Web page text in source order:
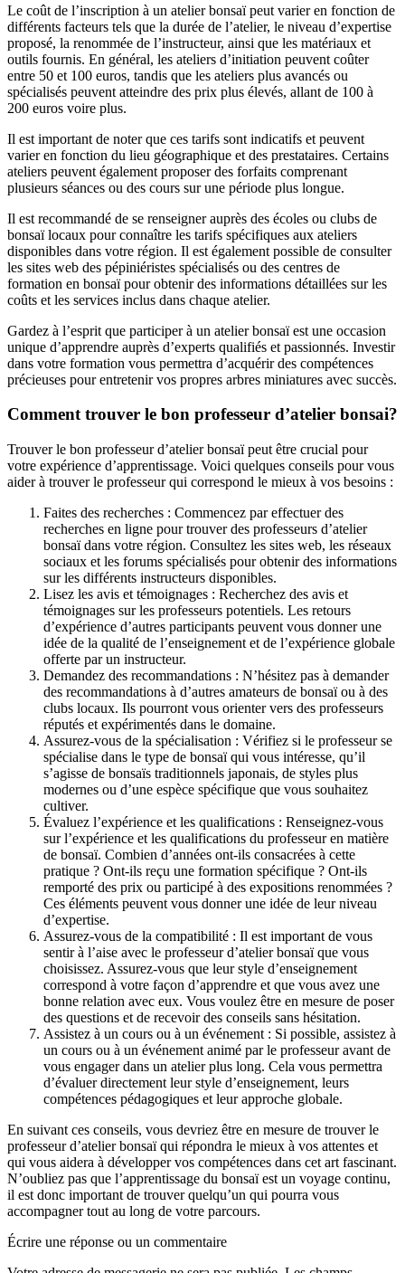
Le coût de l’inscription à un atelier bonsaï peut varier en fonction de
différents facteurs tels que la durée de l’atelier, le niveau d’expertise
proposé, la renommée de l’instructeur, ainsi que les matériaux et
outils fournis. En général, les ateliers d’initiation peuvent coûter
entre 50 et 100 euros, tandis que les ateliers plus avancés ou
spécialisés peuvent atteindre des prix plus élevés, allant de 100 à
200 euros voire plus.
Il est important de noter que ces tarifs sont indicatifs et peuvent
varier en fonction du lieu géographique et des prestataires. Certains
ateliers peuvent également proposer des forfaits comprenant
plusieurs séances ou des cours sur une période plus longue.
Il est recommandé de se renseigner auprès des écoles ou clubs de
bonsaï locaux pour connaître les tarifs spécifiques aux ateliers
disponibles dans votre région. Il est également possible de consulter
les sites web des pépiniéristes spécialisés ou des centres de
formation en bonsaï pour obtenir des informations détaillées sur les
coûts et les services inclus dans chaque atelier.
Gardez à l’esprit que participer à un atelier bonsaï est une occasion
unique d’apprendre auprès d’experts qualifiés et passionnés. Investir
dans votre formation vous permettra d’acquérir des compétences
précieuses pour entretenir vos propres arbres miniatures avec succès.
Comment trouver le bon professeur d’atelier bonsai?
Trouver le bon professeur d’atelier bonsaï peut être crucial pour
votre expérience d’apprentissage. Voici quelques conseils pour vous
aider à trouver le professeur qui correspond le mieux à vos besoins :
Faites des recherches : Commencez par effectuer des
recherches en ligne pour trouver des professeurs d’atelier
bonsaï dans votre région. Consultez les sites web, les réseaux
sociaux et les forums spécialisés pour obtenir des informations
sur les différents instructeurs disponibles.
Lisez les avis et témoignages : Recherchez des avis et
témoignages sur les professeurs potentiels. Les retours
d’expérience d’autres participants peuvent vous donner une
idée de la qualité de l’enseignement et de l’expérience globale
offerte par un instructeur.
Demandez des recommandations : N’hésitez pas à demander
des recommandations à d’autres amateurs de bonsaï ou à des
clubs locaux. Ils pourront vous orienter vers des professeurs
réputés et expérimentés dans le domaine.
Assurez-vous de la spécialisation : Vérifiez si le professeur se
spécialise dans le type de bonsaï qui vous intéresse, qu’il
s’agisse de bonsaïs traditionnels japonais, de styles plus
modernes ou d’une espèce spécifique que vous souhaitez
cultiver.
Évaluez l’expérience et les qualifications : Renseignez-vous
sur l’expérience et les qualifications du professeur en matière
de bonsaï. Combien d’années ont-ils consacrées à cette
pratique ? Ont-ils reçu une formation spécifique ? Ont-ils
remporté des prix ou participé à des expositions renommées ?
Ces éléments peuvent vous donner une idée de leur niveau
d’expertise.
Assurez-vous de la compatibilité : Il est important de vous
sentir à l’aise avec le professeur d’atelier bonsaï que vous
choisissez. Assurez-vous que leur style d’enseignement
correspond à votre façon d’apprendre et que vous avez une
bonne relation avec eux. Vous voulez être en mesure de poser
des questions et de recevoir des conseils sans hésitation.
Assistez à un cours ou à un événement : Si possible, assistez à
un cours ou à un événement animé par le professeur avant de
vous engager dans un atelier plus long. Cela vous permettra
d’évaluer directement leur style d’enseignement, leurs
compétences pédagogiques et leur approche globale.
En suivant ces conseils, vous devriez être en mesure de trouver le
professeur d’atelier bonsaï qui répondra le mieux à vos attentes et
qui vous aidera à développer vos compétences dans cet art fascinant.
N’oubliez pas que l’apprentissage du bonsaï est un voyage continu,
il est donc important de trouver quelqu’un qui pourra vous
accompagner tout au long de votre parcours.
Écrire une réponse ou un commentaire